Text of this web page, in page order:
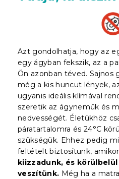
Azt gondolhatja, hogy az
egy ágyban fekszik, az a
Ön azonban téved. Sajnos
még a kis huncut lények,
ugyanis ideális klímával
szeretik az ágyneműk és
nedvességét. Életükhöz
páratartalomra és 24°C
szükségük. Ehhez pedig
feltételt biztosítunk,
kiizzadunk, és körülbelül
veszítünk. Még ha a